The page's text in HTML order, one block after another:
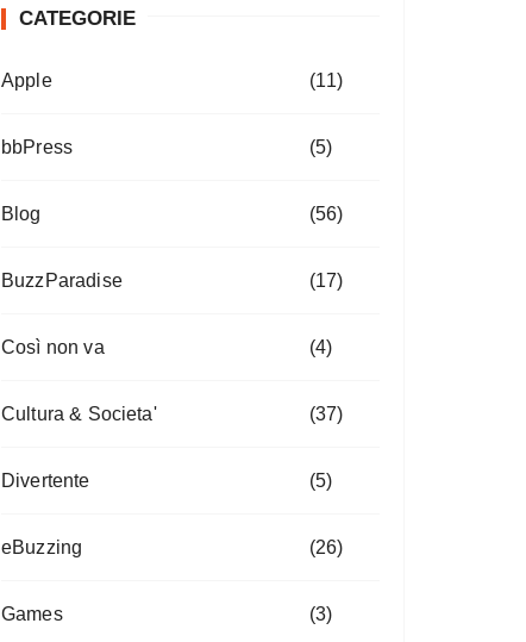
CATEGORIE
Apple (11)
bbPress (5)
Blog (56)
BuzzParadise (17)
Così non va (4)
Cultura & Societa' (37)
Divertente (5)
eBuzzing (26)
Games (3)